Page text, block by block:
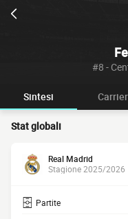
#8 -
Sintesi
Stat globali
Real Madrid
Stagione 2025/2026
Partite